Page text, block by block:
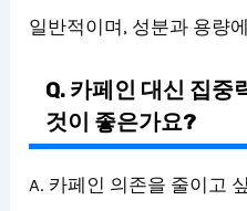
일반적이며, 성분과 용량
Q. 카페인 대신 집중
것이 좋은가요?
A. 카페인 의존을 줄이고